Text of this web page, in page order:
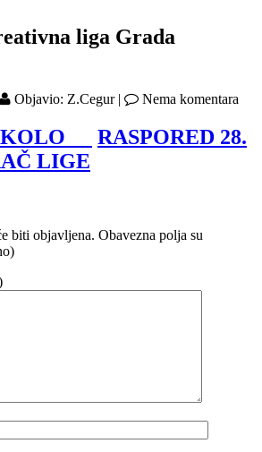
liga Grada
Objavio: Z.Cegur | Nema komentara
KOLO
RASPORED 28.
LIGE
biti objavljena. Obavezna polja su